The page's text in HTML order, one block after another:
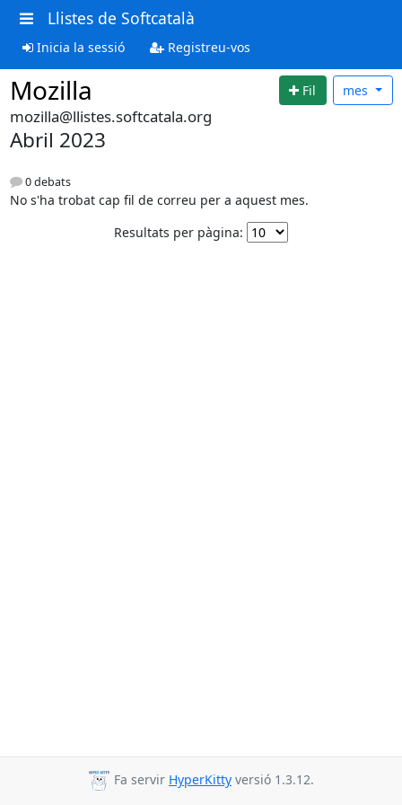
Llistes de Softcatalà
Inicia la sessió Registreu-vos
Mozilla Fil mes
mozilla@llistes.softcatala.org
Abril 2023
0 debats
No s'ha trobat cap fil de correu per a aquest mes.
Resultats per pàgina:
Fa servir HyperKitty versió 1.3.12.